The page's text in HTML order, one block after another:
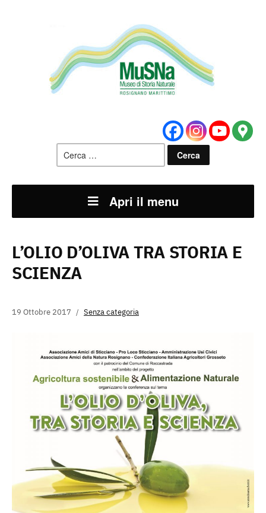
per:
Apri il menu
L’OLIO D’OLIVA TRA STORIA E
SCIENZA
19 Ottobre 2017 Senza categoria